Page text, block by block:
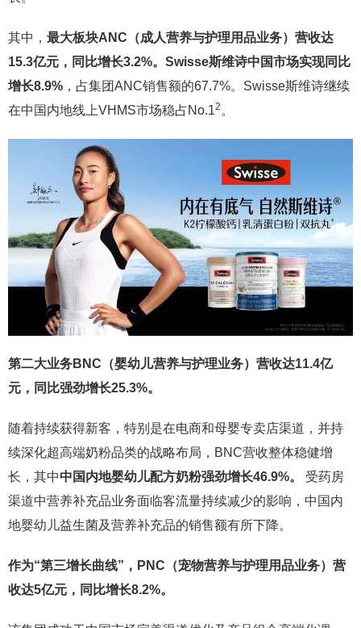
其中， 最大板块ANC（成人营养与护理用品业务）营收达
15.3亿元，同比增长3.2%。Swisse斯维诗中国市场实现同比
增长8.9% ，占集团ANC销售额的67.7%。Swisse斯维诗继续
在中国内地线上VHMS市场稳占No.12 。
第二大业务BNC（婴幼儿营养与护理业务）营收达11.4亿
元，同比强劲增长25.3%。
随着持续获得新客，特别是在电商和母婴专卖店渠道，并持
续深化超高端奶粉品类的战略布局，BNC营收整体稳健增
长，其中中国内地婴幼儿配方奶粉强劲增长46.9%。 受药房
渠道中营养补充品业务面临客流量持续减少的影响，中国内
地婴幼儿益生菌及营养补充品的销售额有所下降。
作为“第三增长曲线”，PNC（宠物营养与护理用品业务）营
收达5亿元，同比增长8.2%。